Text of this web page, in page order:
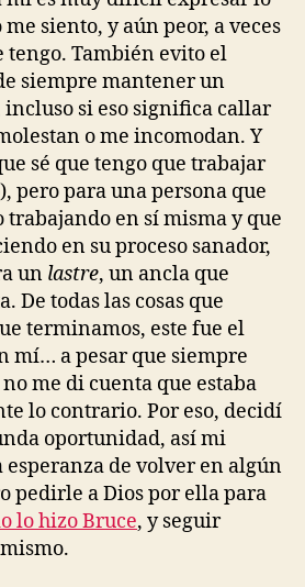
siento, y aún peor, a veces
tengo. También evito el
siempre mantener un
si eso significa callar
o me incomodan. Y
sé que tengo que trabajar
pero para una persona que
en sí misma y que
en su proceso sanador,
un lastre, un ancla que
De todas las cosas que
terminamos, este fue el
mí… a pesar que siempre
me di cuenta que estaba
lo contrario. Por eso, decidí
oportunidad, así mi
esperanza de volver en algún
pedirle a Dios por ella para
lo hizo Bruce, y seguir